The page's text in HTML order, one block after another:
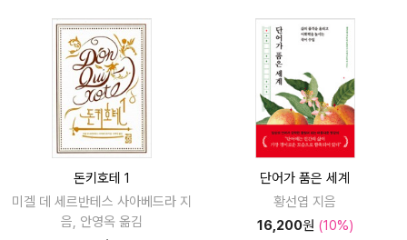
돈키호테 1
미겔 데 세르반테스 사아베드라 지
음, 안영옥 옮김
단어가 품은 세계
황선엽 지음
16,200원 (10%)